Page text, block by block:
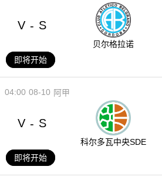
V - S
贝尔格拉诺
即将开始
08-10
04:00 阿甲
V - S
科尔多瓦中央SDE
即将开始